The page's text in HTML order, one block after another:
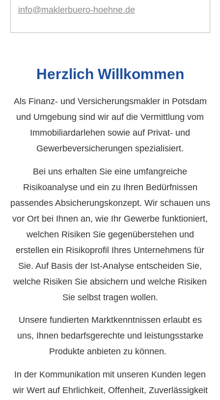
info@maklerbuero-hoehne.de
Herzlich Willkommen
Als Finanz- und Ver­sicherungs­makler in Potsdam
und Umgebung sind wir auf die Vermittlung vom
Immobiliardarlehen sowie auf Privat- und
Gewerbeversicherungen spezialisiert.
Bei uns erhalten Sie eine umfangreiche
Risikoanalyse und ein zu Ihren Bedürfnissen
passendes Absicherungskonzept. Wir schauen uns
vor Ort bei Ihnen an, wie Ihr Gewerbe funktioniert,
welchen Risiken Sie gegenüberstehen und
erstellen ein Risikoprofil Ihres Unternehmens für
Sie. Auf Basis der Ist-Analyse entscheiden Sie,
welche Risiken Sie absichern und welche Risiken
Sie selbst tragen wollen.
Unsere fundierten Marktkenntnissen erlaubt es
uns, Ihnen bedarfsgerechte und leistungsstarke
Produkte anbieten zu können.
In der Kommunikation mit unseren Kunden legen
wir Wert auf Ehrlichkeit, Offenheit, Zuverlässigkeit